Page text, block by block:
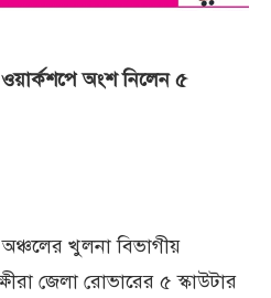
অংশ নিলেন ৫
খুলনা বিভাগীয়
জেলা রোভারের ৫ স্কাউটার